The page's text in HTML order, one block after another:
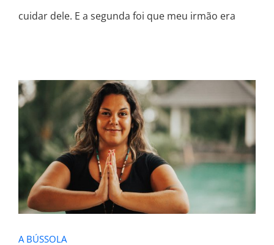
cuidar dele. E a segunda foi que meu irmão era
A BÚSSOLA
A BÚSSOLA